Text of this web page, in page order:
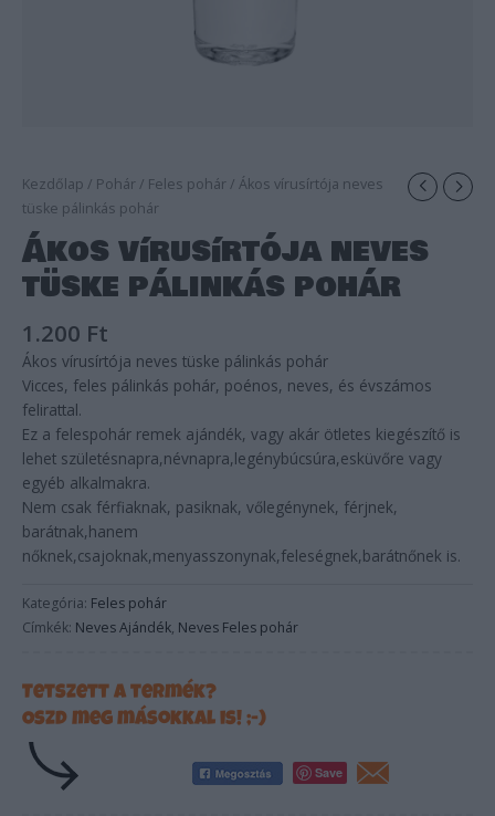
Kezdőlap / Pohár / Feles pohár / Ákos vírusírtója neves
tüske pálinkás pohár
Ákos vírusírtója neves
tüske pálinkás pohár
1.200 Ft
Ákos vírusírtója neves tüske pálinkás pohár
Vicces, feles pálinkás pohár, poénos, neves, és évszámos
felirattal.
Ez a felespohár remek ajándék, vagy akár ötletes kiegészítő is
lehet születésnapra,névnapra,legénybúcsúra,esküvőre vagy
egyéb alkalmakra.
Nem csak férfiaknak, pasiknak, vőlegénynek, férjnek,
barátnak,hanem
nőknek,csajoknak,menyasszonynak,feleségnek,barátnőnek is.
Kategória: Feles pohár
Címkék: Neves Ajándék, Neves Feles pohár
Tetszett a termék?
Oszd meg másokkal is! ;-)
Save